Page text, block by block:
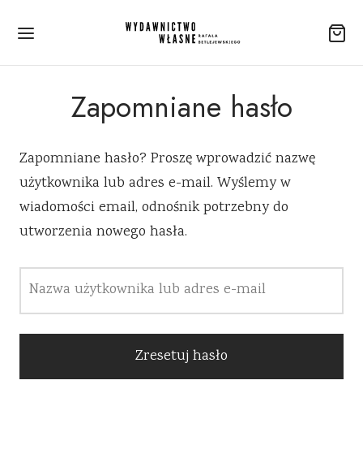
Zapomniane hasło
Zapomniane hasło? Proszę wprowadzić nazwę
użytkownika lub adres e-mail. Wyślemy w
wiadomości email, odnośnik potrzebny do
utworzenia nowego hasła.
Nazwa użytkownika lub adres e-mail
Zresetuj hasło